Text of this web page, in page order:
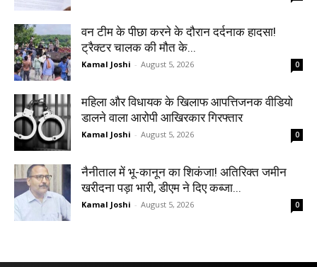
वन टीम के पीछा करने के दौरान दर्दनाक हादसा!
ट्रैक्टर चालक की मौत के...
Kamal Joshi - August 5, 2026 0
महिला और विधायक के खिलाफ आपत्तिजनक वीडियो
डालने वाला आरोपी आखिरकार गिरफ्तार
Kamal Joshi - August 5, 2026 0
नैनीताल में भू-कानून का शिकंजा! अतिरिक्त जमीन
खरीदना पड़ा भारी, डीएम ने दिए कब्जा...
Kamal Joshi - August 5, 2026 0